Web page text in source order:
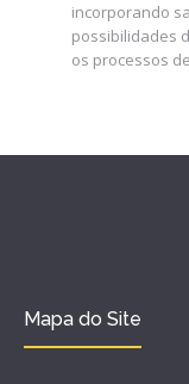
incorporando
possibilidades
os processos
Mapa do Site